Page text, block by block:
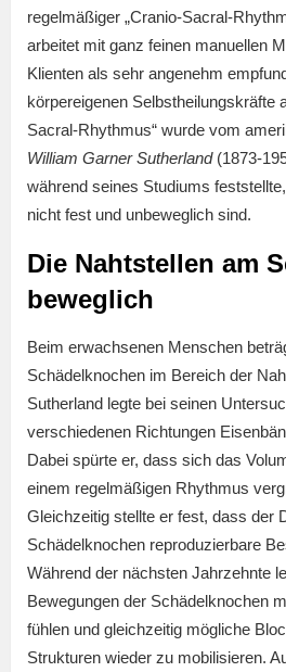
regelmäßiger „Cranio-Sacral-
arbeitet mit ganz feinen manuellen
Klienten als sehr angenehm
körpereigenen Selbstheilungskräfte
Sacral-Rhythmus“ wurde vom
William Garner Sutherland(1873-
während seines Studiums
nicht fest und unbeweglich sind.
Die Nahtstellen am
beweglich
Beim erwachsenen Menschen
Schädelknochen im Bereich der
Sutherland legte bei seinen
verschiedenen Richtungen
Dabei spürte er, dass sich das
einem regelmäßigen Rhythmus
Gleichzeitig stellte er fest, dass der
Schädelknochen reproduzierbare
Während der nächsten Jahrzehnte
Bewegungen der Schädelknochen
fühlen und gleichzeitig mögliche
Strukturen wieder zu mobilisieren.